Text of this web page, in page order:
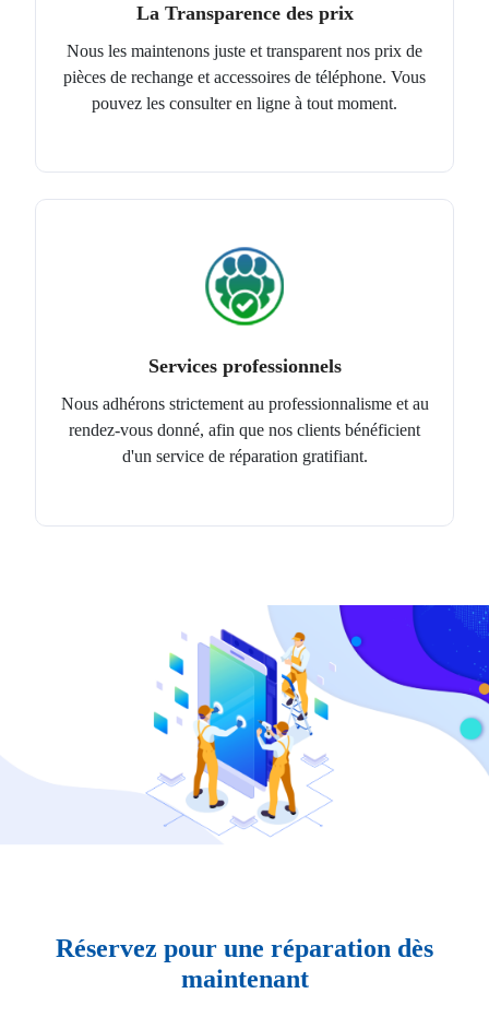
La Transparence des prix
Nous les maintenons juste et transparent nos prix de
pièces de rechange et accessoires de téléphone. Vous
pouvez les consulter en ligne à tout moment.
Services professionnels
Nous adhérons strictement au professionnalisme et au
rendez-vous donné, afin que nos clients bénéficient
d'un service de réparation gratifiant.
Réservez pour une réparation dès
maintenant